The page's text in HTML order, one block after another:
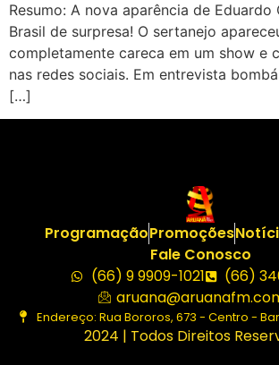
Resumo: A nova aparência de
Brasil de surpresa! O sertanejo
completamente careca em um show e
nas redes sociais. Em entrevista
[…]
ProgramaçãoPromoções
Fale Conosco
(66) 9 9909-1021
(66)
Endereço: Rua Bororos, 673 - Centro -
2024 | Todos Direitos